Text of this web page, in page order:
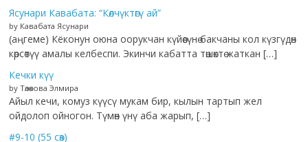
Ясунари Кавабата: “Көлчүктөгү ай”
by Кавабата Ясунари
(аңгеме) Кёконун оюна оорукчан күйөөсүнө бакчаны кол күзгүдөн
көрсөтүү амалы келбеспи. Экинчи кабатта төшөктө жаткан […]
Кечки күү
by Төлөкова Элмира
Айыл кечи, комуз күүсү мукам бир, кылын тартып жел
ойдолоп ойногон. Түмөн үнү аба жарып, […]
#9-10 (55 сөз)